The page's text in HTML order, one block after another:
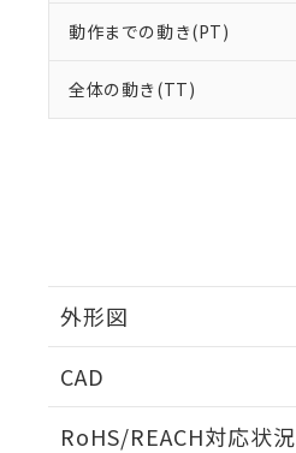
動作までの動き(PT)
全体の動き(TT)
外形図
CAD
RoHS/REACH対応状況